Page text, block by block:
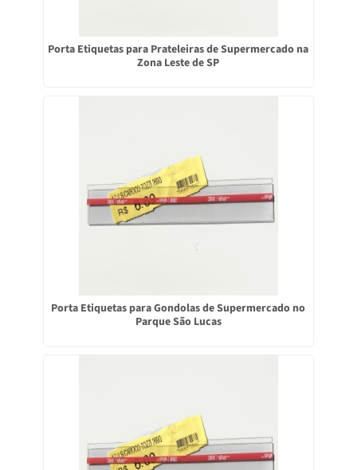
Porta Etiquetas para Prateleiras de Supermercado na
Zona Leste de SP
Porta Etiquetas para Gondolas de Supermercado no
Parque São Lucas